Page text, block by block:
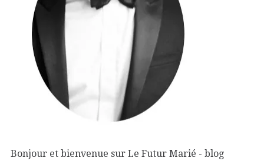
Bonjour et bienvenue sur Le Futur Marié - blog